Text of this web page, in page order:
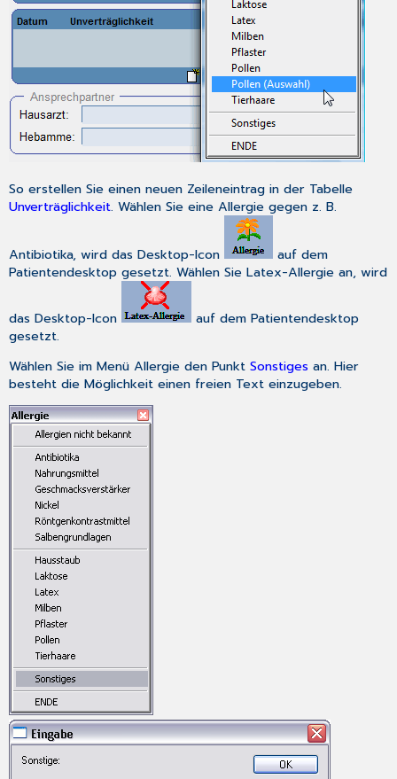
So erstellen Sie einen neuen Zeileneintrag in der Tabelle
Unverträglichkeit. Wählen Sie eine Allergie gegen z. B.
Antibiotika, wird das Desktop-Icon
auf dem
Patientendesktop gesetzt. Wählen Sie Latex-Allergie an, wird
das Desktop-Icon
auf dem Patientendesktop
gesetzt.
Wählen Sie im Menü Allergie den PunktSonstiges an. Hier
besteht die Möglichkeit einen freien Text einzugeben.